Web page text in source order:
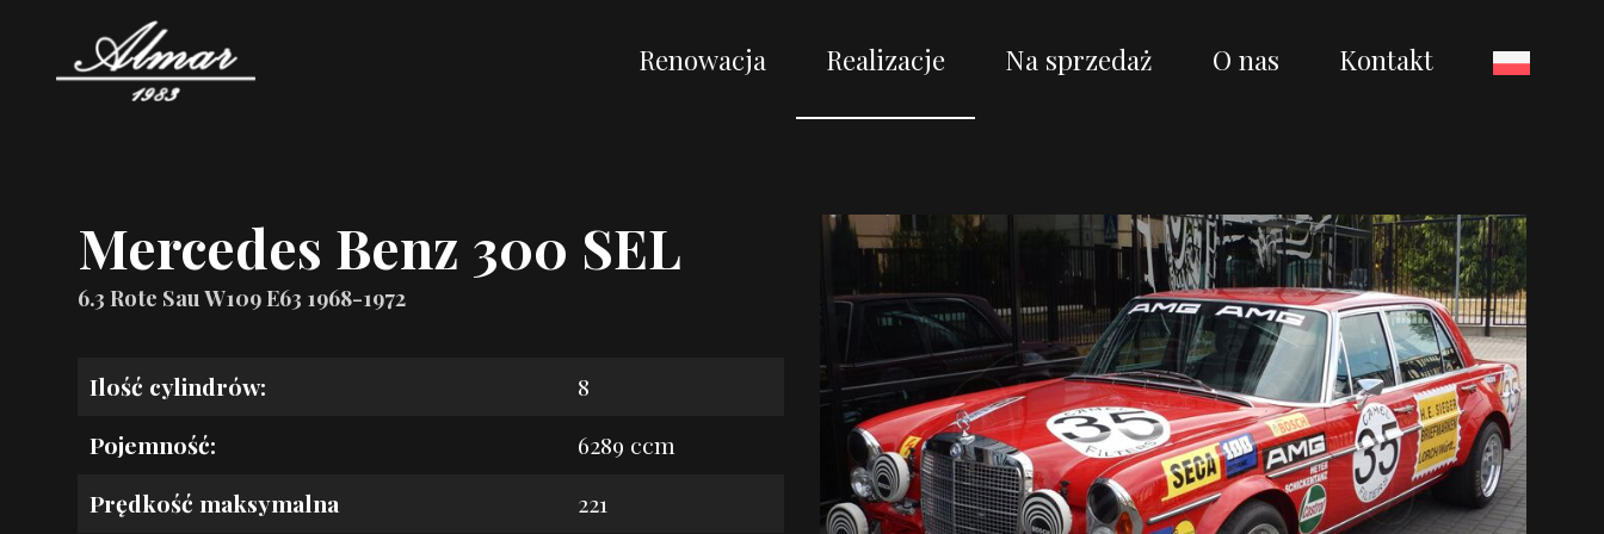
Renowacja Realizacje Na sprzedaż O nas Kontakt
Mercedes Benz 300 SEL
6.3 Rote Sau W109 E63 1968-1972
Ilość cylindrów:
8
Pojemność:
6289 ccm
Prędkość maksymalna
221